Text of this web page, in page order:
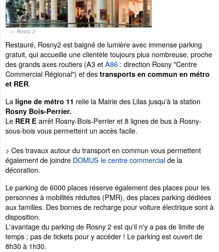
Rosny 2
Restauré, Rosny2 est baigné de lumière avec immense parking
gratuit, qui accueille une clientèle toujours plus nombreuse, proche
des grands axes routiers (A3 etA86 : direction Rosny "Centre
Commercial Régional") et des transports en commun en métro
et RER.
La ligne de métro 11 relie la Mairie des Lilas jusqu'à la station
Rosny Bois-Perrier.
Le RER E arrêt Rosny-Bois-Perrier et 8 lignes de bus à Rosny-
sous-bois vous permettent un accès facile.
> Ces travaux autour du transport en commun vous permettent
également de joindre DOMUS le centre commercialde la
décoration.
Le parking de 6000 places réserve également des places pour les
personnes à mobilités réduites (PMR), des places parking dédiées
aux familles. Des bornes de recharge pour voiture électrique sont à
disposition.
L'avantage du parking de Rosny 2 est qu'il n'y a pas de limite de
temps ; pas de tickets pour y accéder ! Le parking est ouvert de
8h30 à 1h30.